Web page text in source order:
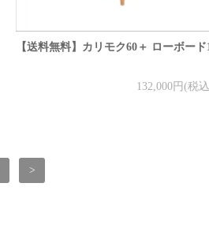
【送料無料】カリモク60＋ ローボード
132,000円(税
>